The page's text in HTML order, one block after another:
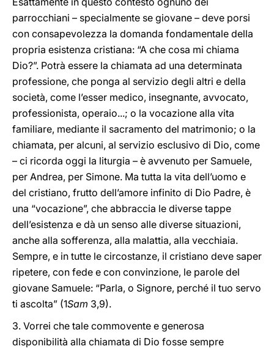
parrocchiani – specialmente se giovane – deve porsi
con consapevolezza la domanda fondamentale della
propria esistenza cristiana: “A che cosa mi chiama
Dio?”. Potrà essere la chiamata ad una determinata
professione, che ponga al servizio degli altri e della
società, come l’esser medico, insegnante, avvocato,
professionista, operaio...; o la vocazione alla vita
familiare, mediante il sacramento del matrimonio; o la
chiamata, per alcuni, al servizio esclusivo di Dio, come
– ci ricorda oggi la liturgia – è avvenuto per Samuele,
per Andrea, per Simone. Ma tutta la vita dell’uomo e
del cristiano, frutto dell’amore infinito di Dio Padre, è
una “vocazione”, che abbraccia le diverse tappe
dell’esistenza e dà un senso alle diverse situazioni,
anche alla sofferenza, alla malattia, alla vecchiaia.
Sempre, e in tutte le circostanze, il cristiano deve saper
ripetere, con fede e con convinzione, le parole del
giovane Samuele: “Parla, o Signore, perché il tuo servo
ti ascolta” (1Sam 3,9).
3. Vorrei che tale commovente e generosa
disponibilità alla chiamata di Dio fosse sempre